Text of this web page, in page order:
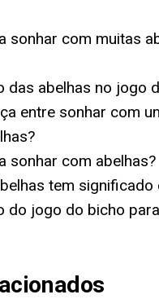
sonhar com muitas
das abelhas no jogo
entre sonhar com
sonhar com abelhas?
tem significado
do jogo do bicho